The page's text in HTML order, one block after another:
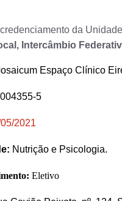
credenciamento da
Intercâmbio
Espaço Clínico
5
2021
Nutrição e Psicologia.
Eletivo